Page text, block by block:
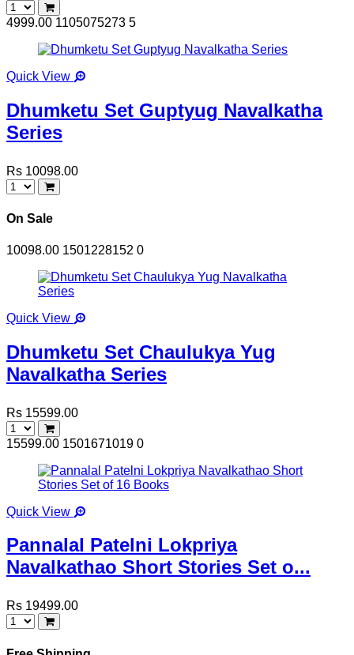
4999.00 1105075273 5
Quick View
Dhumketu Set Guptyug Navalkatha
Series
Rs 10098.00
On Sale
10098.00 1501228152 0
Quick View
Dhumketu Set Chaulukya Yug
Navalkatha Series
Rs 15599.00
15599.00 1501671019 0
Quick View
Pannalal Patelni Lokpriya
Navalkathao Short Stories Set o...
Rs 19499.00